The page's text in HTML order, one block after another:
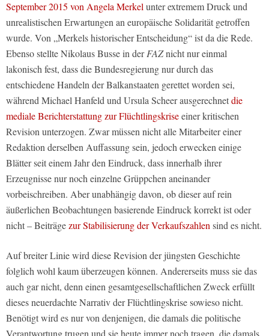
September 2015 von Angela Merkelunter extremem Druck und
unrealistischen Erwartungen an europäische Solidarität getroffen
wurde. Von „Merkels historischer Entscheidung“ ist da die Rede.
Ebenso stellte Nikolaus Busse in derFAZnicht nur einmal
lakonisch fest, dass die Bundesregierung nur durch das
entschiedene Handeln der Balkanstaaten gerettet worden sei,
während Michael Hanfeld und Ursula Scheer ausgerechnetdie
mediale Berichterstattung zur Flüchtlingskriseeiner kritischen
Revision unterzogen. Zwar müssen nicht alle Mitarbeiter einer
Redaktion derselben Auffassung sein, jedoch erwecken einige
Blätter seit einem Jahr den Eindruck, dass innerhalb ihrer
Erzeugnisse nur noch einzelne Grüppchen aneinander
vorbeischreiben. Aber unabhängig davon, ob dieser auf rein
äußerlichen Beobachtungen basierende Eindruck korrekt ist oder
nicht – Beiträgezur Stabilisierung der Verkaufszahlensind es nicht.
Auf breiter Linie wird diese Revision der jüngsten Geschichte
folglich wohl kaum überzeugen können. Andererseits muss sie das
auch gar nicht, denn einen gesamtgesellschaftlichen Zweck erfüllt
dieses neuerdachte Narrativ der Flüchtlingskrise sowieso nicht.
Benötigt wird es nur von denjenigen, die damals die politische
Verantwortung trugen und sie heute immer noch tragen, die damals